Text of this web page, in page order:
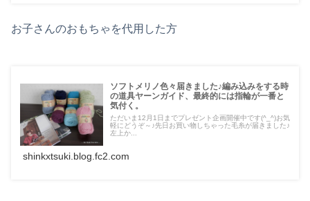
お子さんのおもちゃを代用した方
ソフトメリノ色々届きました♪編み込みをする時
の道具ヤーンガイド、最終的には指輪が一番と
気付く。
ただいま12月1日までプレゼント企画開催中です(^_^)お気
軽にどうぞ～♪先日お買い物しちゃった毛糸が届きました♪
左上か...
shinkxtsuki.blog.fc2.com